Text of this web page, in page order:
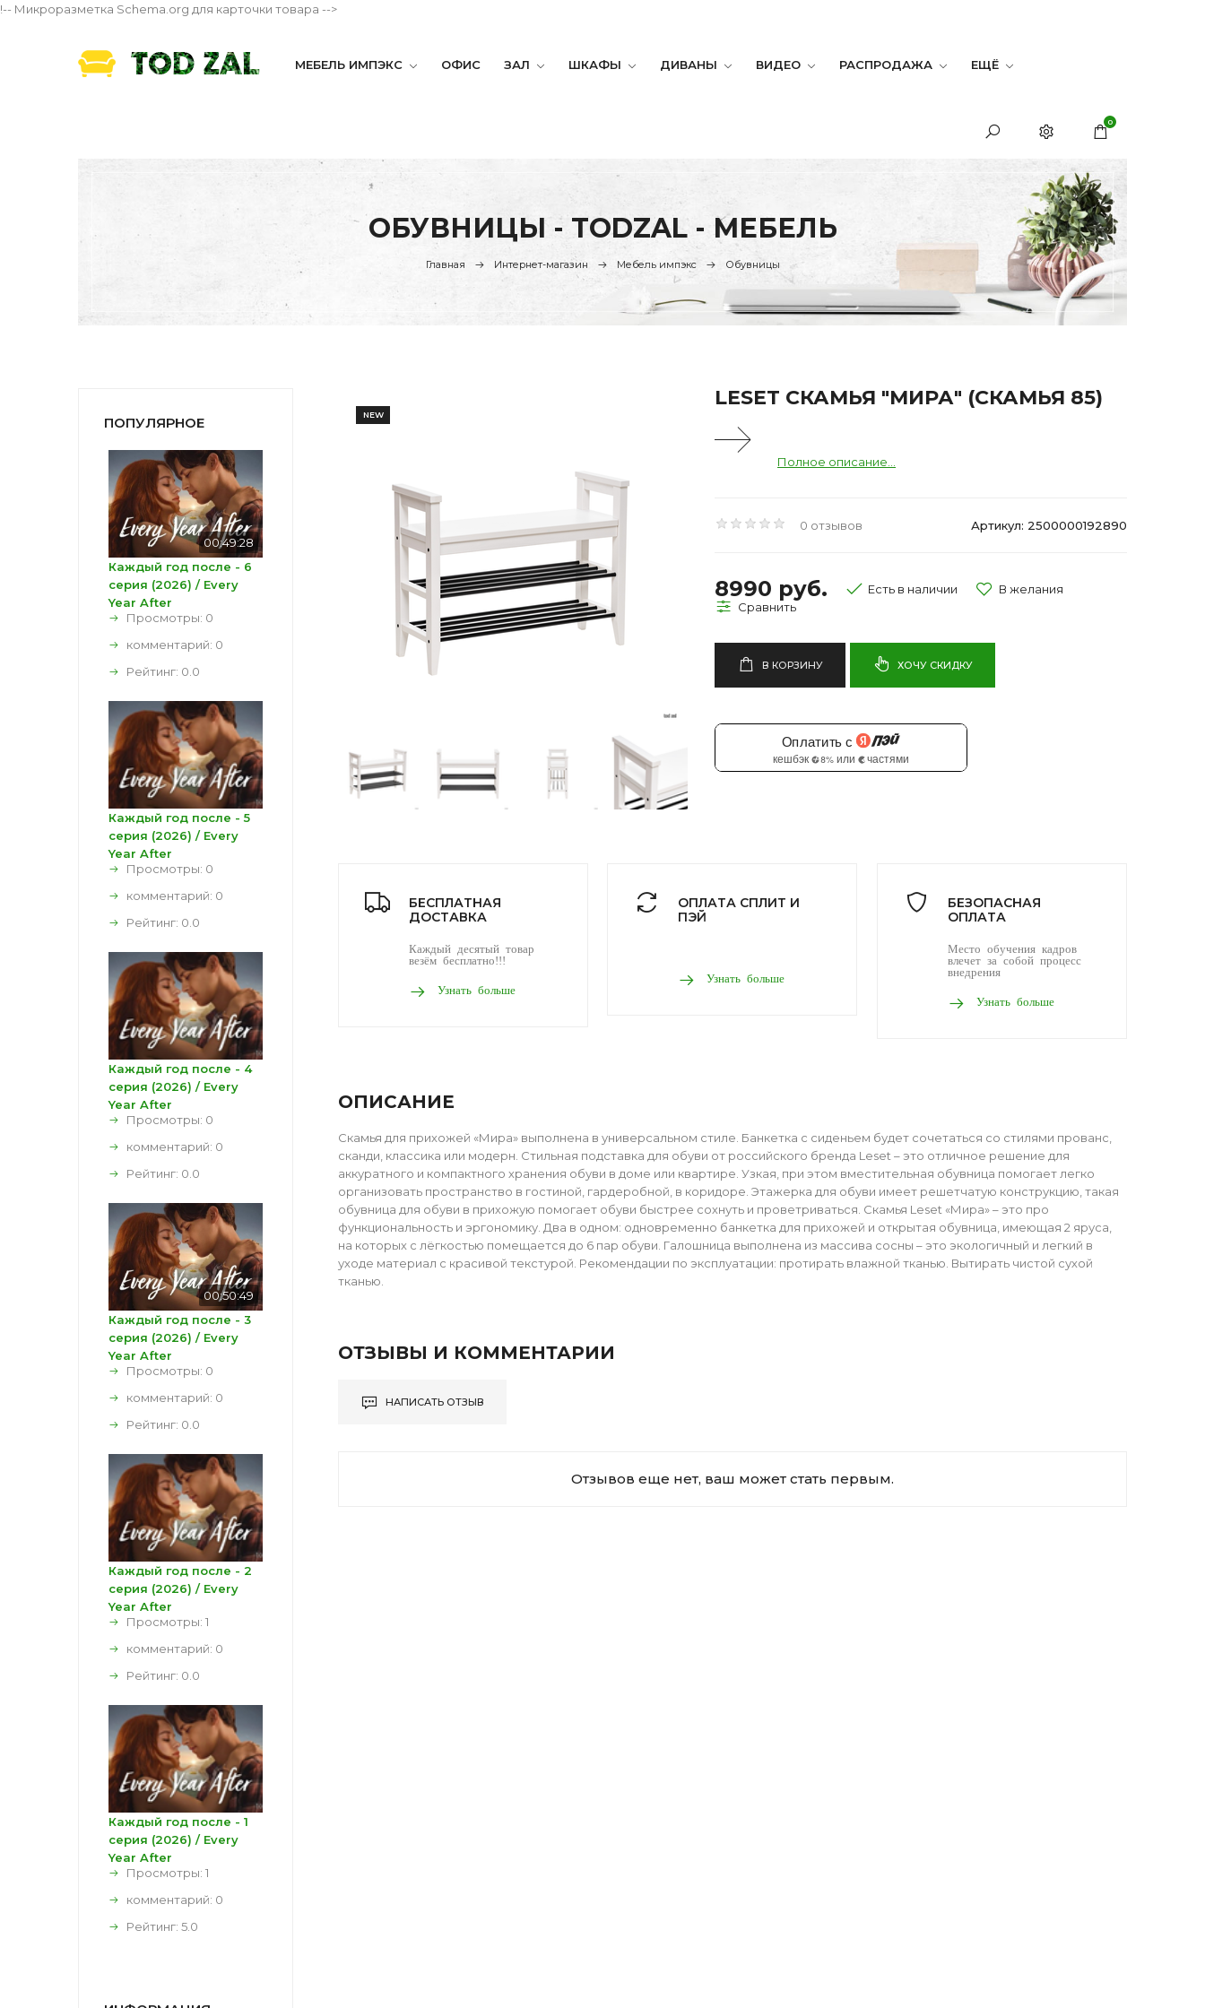
!-- Микроразметка Schema.org для карточки товара -->
МЕБЕЛЬ ИМПЭКС ОФИС ЗАЛ ШКАФЫ ДИВАНЫ ВИДЕО РАСПРОДАЖА ЕЩЁ
0
ОБУВНИЦЫ - TODZAL - МЕБЕЛЬ
Главная Интернет-магазин Мебель импэкс Обувницы
NEW
LESET СКАМЬЯ "МИРА" (СКАМЬЯ 85)
Полное описание...
0 отзывов Артикул: 2500000192890
8990 руб. Есть в наличии
В КОРЗИНУ ХОЧУ СКИДКУ
БЕСПЛАТНАЯ
ДОСТАВКА
Каждый десятый товар
везём бесплатно!!!
Узнать больше
ОПЛАТА СПЛИТ И
ПЭЙ
Узнать больше
БЕЗОПАСНАЯ
ОПЛАТА
Место обучения кадров
влечет за собой процесс
внедрения
Узнать больше
ОПИСАНИЕ
Скамья для прихожей «Мира» выполнена в универсальном стиле. Банкетка с сиденьем будет сочетаться со стилями прованс,
сканди, классика или модерн. Стильная подставка для обуви от российского бренда Leset – это отличное решение для
аккуратного и компактного хранения обуви в доме или квартире. Узкая, при этом вместительная обувница помогает легко
организовать пространство в гостиной, гардеробной, в коридоре. Этажерка для обуви имеет решетчатую конструкцию, такая
обувница для обуви в прихожую помогает обуви быстрее сохнуть и проветриваться. Скамья Leset «Мира» – это про
функциональность и эргономику. Два в одном: одновременно банкетка для прихожей и открытая обувница, имеющая 2 яруса,
на которых с лёгкостью помещается до 6 пар обуви. Галошница выполнена из массива сосны – это экологичный и легкий в
уходе материал с красивой текстурой. Рекомендации по эксплуатации: протирать влажной тканью. Вытирать чистой сухой
тканью.
ОТЗЫВЫ И КОММЕНТАРИИ
НАПИСАТЬ ОТЗЫВ
Отзывов еще нет, ваш может стать первым.
ПОПУЛЯРНОЕ
00:49:28
Каждый год после - 6
серия (2026) / Every
Year After
Просмотры: 0
комментарий: 0
Рейтинг: 0.0
Каждый год после - 5
серия (2026) / Every
Year After
Просмотры: 0
комментарий: 0
Рейтинг: 0.0
Каждый год после - 4
серия (2026) / Every
Year After
Просмотры: 0
комментарий: 0
Рейтинг: 0.0
00:50:49
Каждый год после - 3
серия (2026) / Every
Year After
Просмотры: 0
комментарий: 0
Рейтинг: 0.0
Каждый год после - 2
серия (2026) / Every
Year After
Просмотры: 1
комментарий: 0
Рейтинг: 0.0
Каждый год после - 1
серия (2026) / Every
Year After
Просмотры: 1
комментарий: 0
Рейтинг: 5.0